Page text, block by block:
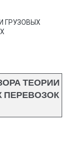
ГРУЗОВЫХ
ТЕОРИИ